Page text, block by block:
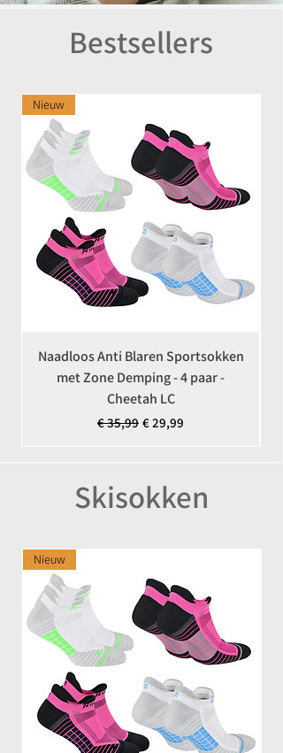
Bestsellers
Nieuw
Naadloos Anti Blaren Sportsokken
met Zone Demping - 4 paar -
Cheetah LC
Normale prijs
€ 35,99 Verkoopprijs
€ 29,99
Skisokken
Nieuw